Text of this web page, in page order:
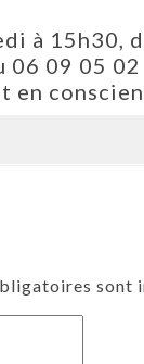
à 15h30,
06 09 05
en
sont